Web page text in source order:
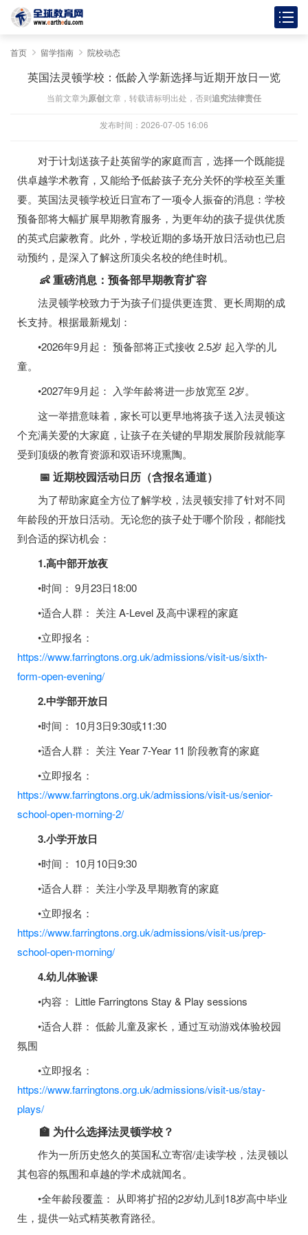
首页 留学指南 院校动态
英国法灵顿学校：低龄入学新选择与近期开放日一览
当前文章为原创文章，转载请标明出处，否则追究法律责任
发布时间：2026-07-05 16:06
对于计划送孩子赴英留学的家庭而言，选择一个既能提
供卓越学术教育，又能给予低龄孩子充分关怀的学校至关重
要。英国法灵顿学校近日宣布了一项令人振奋的消息：学校
预备部将大幅扩展早期教育服务，为更年幼的孩子提供优质
的英式启蒙教育。此外，学校近期的多场开放日活动也已启
动预约，是深入了解这所顶尖名校的绝佳时机。
👶 重磅消息：预备部早期教育扩容
法灵顿学校致力于为孩子们提供更连贯、更长周期的成
长支持。根据最新规划：
•2026年9月起： 预备部将正式接收 2.5岁 起入学的儿
童。
•2027年9月起： 入学年龄将进一步放宽至 2岁。
这一举措意味着，家长可以更早地将孩子送入法灵顿这
个充满关爱的大家庭，让孩子在关键的早期发展阶段就能享
受到顶级的教育资源和双语环境熏陶。
📅 近期校园活动日历（含报名通道）
为了帮助家庭全方位了解学校，法灵顿安排了针对不同
年龄段的开放日活动。无论您的孩子处于哪个阶段，都能找
到合适的探访机会：
1.高中部开放夜
•时间： 9月23日18:00
•适合人群： 关注 A-Level 及高中课程的家庭
•立即报名：
https://www.farringtons.org.uk/admissions/visit-us/sixth-
form-open-evening/
2.中学部开放日
•时间： 10月3日9:30或11:30
•适合人群： 关注 Year 7-Year 11 阶段教育的家庭
•立即报名：
https://www.farringtons.org.uk/admissions/visit-us/senior-
school-open-morning-2/
3.小学开放日
•时间： 10月10日9:30
•适合人群： 关注小学及早期教育的家庭
•立即报名：
https://www.farringtons.org.uk/admissions/visit-us/prep-
school-open-morning/
4.幼儿体验课
•内容： Little Farringtons Stay & Play sessions
•适合人群： 低龄儿童及家长，通过互动游戏体验校园
氛围
•立即报名：
https://www.farringtons.org.uk/admissions/visit-us/stay-
plays/
🏫 为什么选择法灵顿学校？
作为一所历史悠久的英国私立寄宿/走读学校，法灵顿以
其包容的氛围和卓越的学术成就闻名。
•全年龄段覆盖： 从即将扩招的2岁幼儿到18岁高中毕业
生，提供一站式精英教育路径。